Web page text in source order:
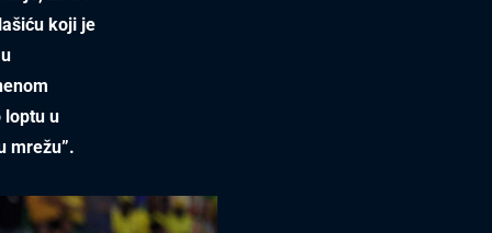
koji je
loptu u
mrežu”.